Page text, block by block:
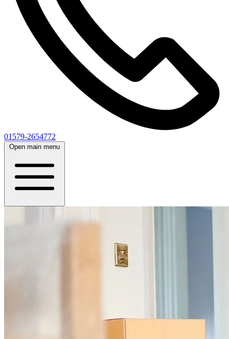
01579-2654772
Open main menu